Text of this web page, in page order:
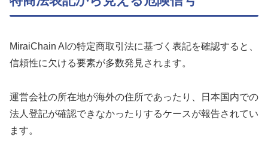
MiraiChain AIの特定商取引法に基づく表記を確認すると、
信頼性に欠ける要素が多数発見されます。
運営会社の所在地が海外の住所であったり、日本国内での
法人登記が確認できなかったりするケースが報告されてい
ます。